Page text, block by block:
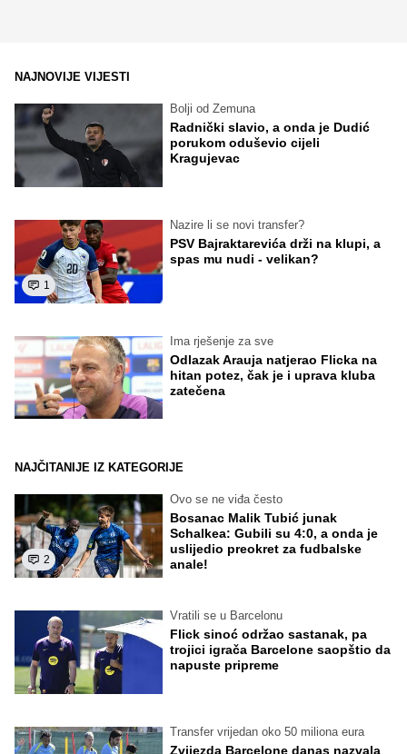
NAJNOVIJE VIJESTI
Bolji od Zemuna
Radnički slavio, a onda je Dudić
porukom oduševio cijeli
Kragujevac
1
Nazire li se novi transfer?
PSV Bajraktarevića drži na klupi, a
spas mu nudi - velikan?
Ima rješenje za sve
Odlazak Arauja natjerao Flicka na
hitan potez, čak je i uprava kluba
zatečena
NAJČITANIJE IZ KATEGORIJE
2
Ovo se ne viđa često
Bosanac Malik Tubić junak
Schalkea: Gubili su 4:0, a onda je
uslijedio preokret za fudbalske
anale!
Vratili se u Barcelonu
Flick sinoć održao sastanak, pa
trojici igrača Barcelone saopštio da
napuste pripreme
Transfer vrijedan oko 50 miliona eura
Zvijezda Barcelone danas nazvala